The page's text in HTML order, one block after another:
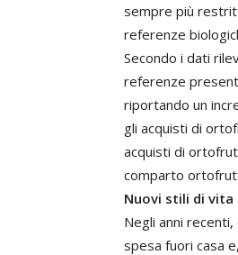
sempre più
referenze
Secondo i dati
referenze
riportando un
gli acquisti di
acquisti di
comparto
Nuovi stili di vita
Negli anni
spesa fuori casa